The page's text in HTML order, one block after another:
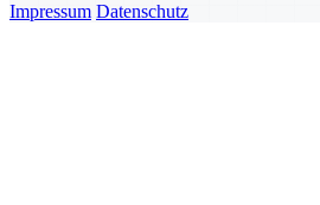
Impressum Datenschutz